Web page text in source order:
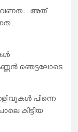
അത്
ഞെട്ടലോടെ
പിന്നെ
കിട്ടിയ